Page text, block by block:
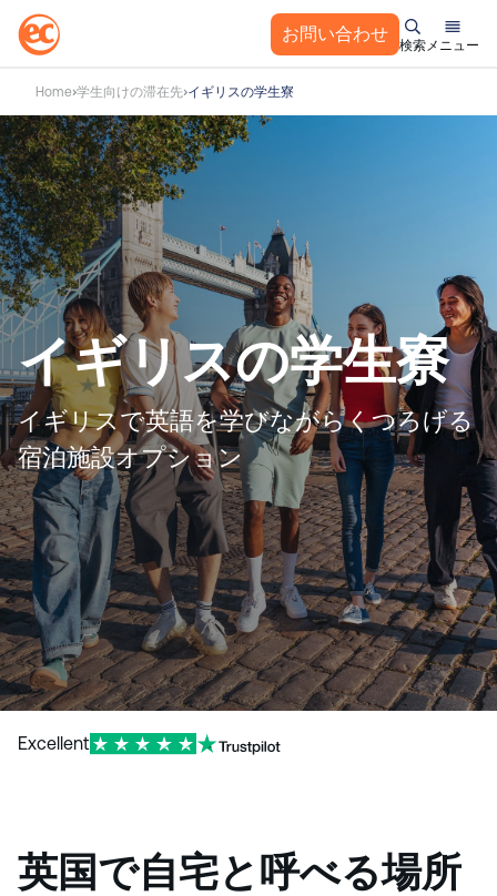
テ
ン
ツ
へ
ス
キ
ッ
プ
お問い合わせ
検索メニュー
Home 学生向けの滞在先 イギリスの学生寮
イギリスの学生寮
イギリスで英語を学びながらくつろげる
宿泊施設オプション
Excellent
英国で自宅と呼べる場所